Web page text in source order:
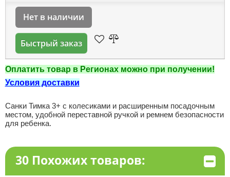
Нет в наличии
Быстрый заказ
Оплатить товар в Регионах можно при получении!
Условия доставки
Санки Тимка 3+ с колесиками и расширенным посадочным
местом, удобной переставной ручкой и ремнем безопасности
для ребенка.
30 Похожих товаров: